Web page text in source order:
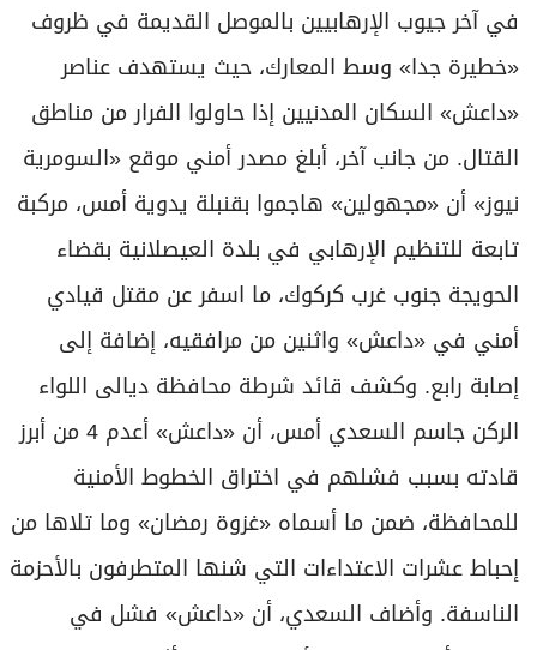
في آخر جيوب الإرهابيين بالموصل القديمة في ظروف
«خطيرة جدا» وسط المعارك، حيث يستهدف عناصر
«داعش» السكان المدنيين إذا حاولوا الفرار من مناطق
القتال. من جانب آخر، أبلغ مصدر أمني موقع «السومرية
نيوز» أن «مجهولين» هاجموا بقنبلة يدوية أمس، مركبة
تابعة للتنظيم الإرهابي في بلدة العيصلانية بقضاء
الحويجة جنوب غرب كركوك، ما اسفر عن مقتل قيادي
أمني في «داعش» واثنين من مرافقيه، إضافة إلى
إصابة رابع. وكشف قائد شرطة محافظة ديالى اللواء
الركن جاسم السعدي أمس، أن «داعش» أعدم 4 من أبرز
قادته بسبب فشلهم في اختراق الخطوط الأمنية
للمحافظة، ضمن ما أسماه «غزوة رمضان» وما تلاها من
إحباط عشرات الاعتداءات التي شنها المتطرفون بالأحزمة
الناسفة. وأضاف السعدي، أن «داعش» فشل في